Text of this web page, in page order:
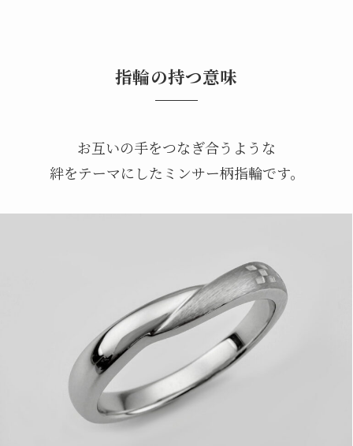
指輪の持つ意味
お互いの手をつなぎ合うような
絆をテーマにしたミンサー柄指輪です。